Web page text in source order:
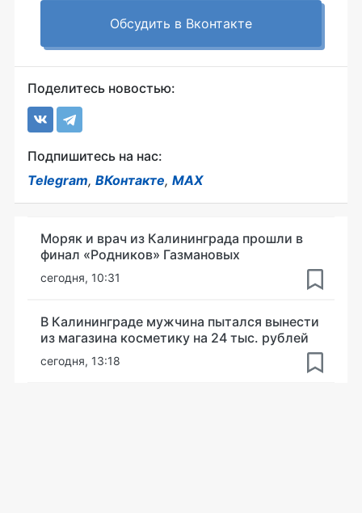
Обсудить в Вконтакте
Поделитесь новостью:
Подпишитесь на нас:
Telegram, ВКонтакте, MAX
Моряк и врач из Калининграда прошли в
финал «Родников» Газмановых
сегодня, 10:31
В Калининграде мужчина пытался вынести
из магазина косметику на 24 тыс. рублей
сегодня, 13:18